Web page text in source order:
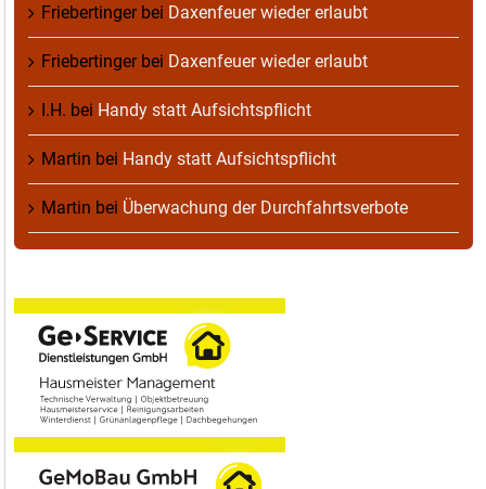
Friebertingerbei Daxenfeuer wieder erlaubt
Friebertingerbei Daxenfeuer wieder erlaubt
I.H. bei Handy statt Aufsichtspflicht
Martin bei Handy statt Aufsichtspflicht
Martin bei Überwachung der Durchfahrtsverbote